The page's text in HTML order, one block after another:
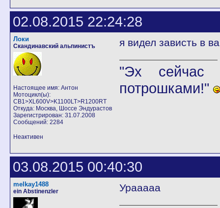
02.08.2015 22:24:28
Локи
Скандинавский альпинистъ
Настоящее имя: Антон
Мотоцикл(ы):
CB1>XL600V>K1100LT>R1200RT
Откуда: Москва, Шоссе Эндурастов
Зарегистрирован: 31.07.2008
Сообщений: 2284
я видел зависть в
"Эх сейчас
потрошками!"
Неактивен
03.08.2015 00:40:30
melkay1488
ein Abstinenzler Урааааа